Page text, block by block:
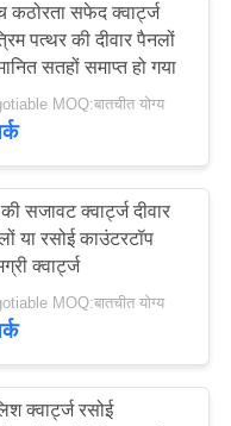
स्टोन
स्लैब
64
कठोरता सफेद क्वार्ट्ज
पत्थर की दीवार पैनलों
सतहों समाप्त हो गया
MOQ:बातचीत योग्य
सजावट क्वार्ट्ज दीवार
या रसोई काउंटरटॉप
क्वार्ट्ज
MOQ:बातचीत योग्य
क्वार्ट्ज रसोई